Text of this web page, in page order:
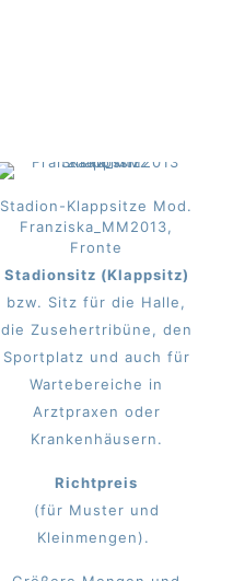
Stadion-Klappsitze Mod.
Franziska_MM2013,
Fronte
Stadionsitz (Klappsitz)
bzw. Sitz für die Halle,
die Zusehertribüne, den
Sportplatz und auch für
Wartebereiche in
Arztpraxen oder
Krankenhäusern.
Richtpreis
(für Muster und
Kleinmengen).